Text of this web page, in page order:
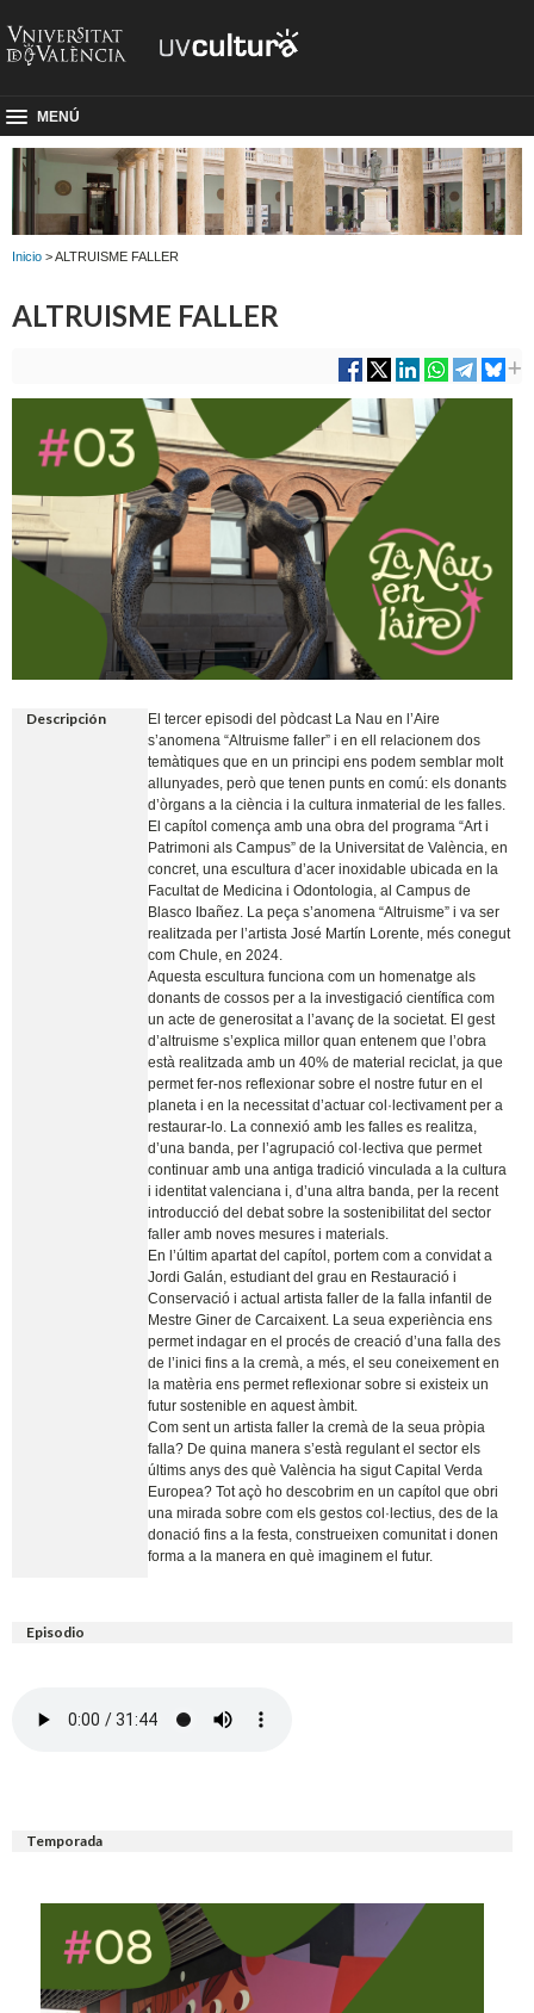
MENÚ
Inicio > ALTRUISME FALLER
ALTRUISME FALLER
Descripción
El tercer episodi del pòdcast La Nau en l’Aire
s’anomena “Altruisme faller” i en ell relacionem dos
temàtiques que en un principi ens podem semblar molt
allunyades, però que tenen punts en comú: els donants
d’òrgans a la ciència i la cultura inmaterial de les falles.
El capítol comença amb una obra del programa “Art i
Patrimoni als Campus” de la Universitat de València, en
concret, una escultura d’acer inoxidable ubicada en la
Facultat de Medicina i Odontologia, al Campus de
Blasco Ibañez. La peça s’anomena “Altruisme” i va ser
realitzada per l’artista José Martín Lorente, més conegut
com Chule, en 2024.
Aquesta escultura funciona com un homenatge als
donants de cossos per a la investigació científica com
un acte de generositat a l’avanç de la societat. El gest
d’altruisme s’explica millor quan entenem que l’obra
està realitzada amb un 40% de material reciclat, ja que
permet fer-nos reflexionar sobre el nostre futur en el
planeta i en la necessitat d’actuar col·lectivament per a
restaurar-lo. La connexió amb les falles es realitza,
d’una banda, per l’agrupació col·lectiva que permet
continuar amb una antiga tradició vinculada a la cultura
i identitat valenciana i, d’una altra banda, per la recent
introducció del debat sobre la sostenibilitat del sector
faller amb noves mesures i materials.
En l’últim apartat del capítol, portem com a convidat a
Jordi Galán, estudiant del grau en Restauració i
Conservació i actual artista faller de la falla infantil de
Mestre Giner de Carcaixent. La seua experiència ens
permet indagar en el procés de creació d’una falla des
de l’inici fins a la cremà, a més, el seu coneixement en
la matèria ens permet reflexionar sobre si existeix un
futur sostenible en aquest àmbit.
Com sent un artista faller la cremà de la seua pròpia
falla? De quina manera s’està regulant el sector els
últims anys des què València ha sigut Capital Verda
Europea? Tot açò ho descobrim en un capítol que obri
una mirada sobre com els gestos col·lectius, des de la
donació fins a la festa, construeixen comunitat i donen
forma a la manera en què imaginem el futur.
Episodio
Temporada